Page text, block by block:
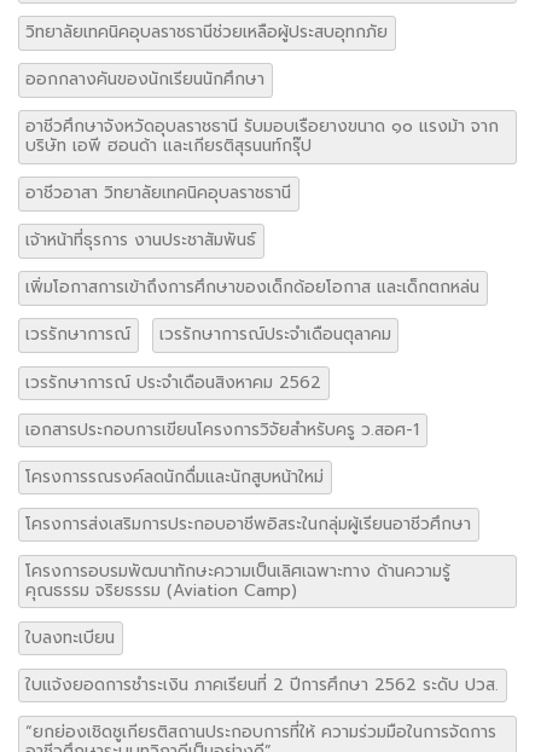
วิทยาลัยเทคนิคอุบลราชธานีช่วยเหลือผู้ประสบอุทกภัย
ออกกลางคันของนักเรียนนักศึกษา
อาชีวศึกษาจังหวัดอุบลราชธานี รับมอบเรือยางขนาด ๑๐ แรงม้า จาก
บริษัท เอพี ฮอนด้า และเกียรติสุรนนท์กรุ๊ป
อาชีวอาสา วิทยาลัยเทคนิคอุบลราชธานี
เจ้าหน้าที่ธุรการ งานประชาสัมพันธ์
เพิ่มโอกาสการเข้าถึงการศึกษาของเด็กด้อยโอกาส และเด็กตกหล่น
เวรรักษาการณ์
เวรรักษาการณ์ประจำเดือนตุลาคม
เวรรักษาการณ์ ประจำเดือนสิงหาคม 2562
เอกสารประกอบการเขียนโครงการวิจัยสำหรับครู ว.สอศ-1
โครงการรณรงค์ลดนักดื่มและนักสูบหน้าใหม่
โครงการส่งเสริมการประกอบอาชีพอิสระในกลุ่มผู้เรียนอาชีวศึกษา
โครงการอบรมพัฒนาทักษะความเป็นเลิศเฉพาะทาง ด้านความรู้
คุณธรรม จริยธรรม (Aviation Camp)
ใบลงทะเบียน
ใบแจ้งยอดการชำระเงิน ภาคเรียนที่ 2 ปีการศึกษา 2562 ระดับ ปวส.
“ยกย่องเชิดชูเกียรติสถานประกอบการที่ให้ ความร่วมมือในการจัดการ